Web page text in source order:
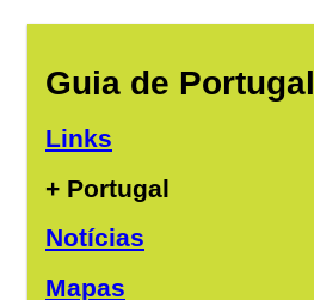
Guia de Portugal
Links
+ Portugal
Notícias
Mapas